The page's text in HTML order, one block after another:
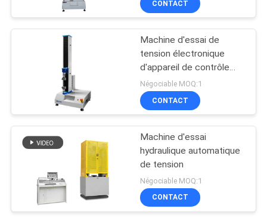
CONTACT
Machine d'essai de
tension électronique
d'appareil de contrôle
universel servo du
logiciel TM2101
Négociable MOQ:1
CONTACT
Machine d'essai
hydraulique automatique
de tension
Négociable MOQ:1
CONTACT